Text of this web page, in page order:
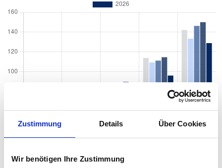
Zustimmung Details Über Cookies
Wir benötigen Ihre Zustimmung